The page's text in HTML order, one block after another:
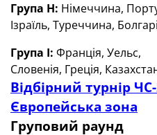
Група H: Німеччина,
Ізраїль, Туреччина,
Група I: Франція, Уельс,
Словенія, Греція,
Відбірний турнір
Європейська зона
Груповий раунд